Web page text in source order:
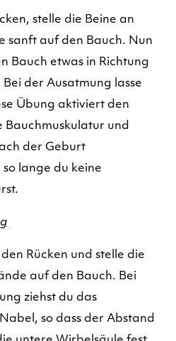
stelle die Beine an
sanft auf den Bauch. Nun
Bauch etwas in Richtung
der Ausatmung lasse
Übung aktiviert den
Bauchmuskulatur und
der Geburt
lange du keine
Rücken und stelle die
auf den Bauch. Bei
ziehst du das
so dass der Abstand